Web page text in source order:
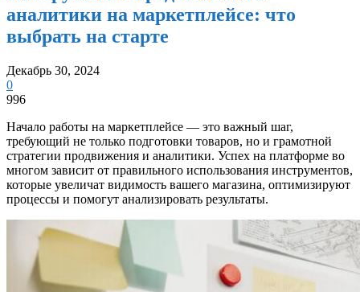
аналитики на маркетплейсе: что
выбрать на старте
Декабрь 30, 2024
0
996
Начало работы на маркетплейсе — это важный шаг,
требующий не только подготовки товаров, но и грамотной
стратегии продвижения и аналитики. Успех на платформе во
многом зависит от правильного использования инструментов,
которые увеличат видимость вашего магазина, оптимизируют
процессы и помогут анализировать результаты.